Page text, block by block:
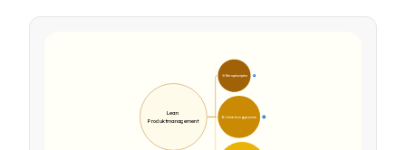
🎯 Kernprinzipien 9
🛠️ Umsetzungsprozess 12
Lean
Produktmanagement